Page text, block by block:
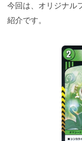
今回は、オリジナル
紹介です。